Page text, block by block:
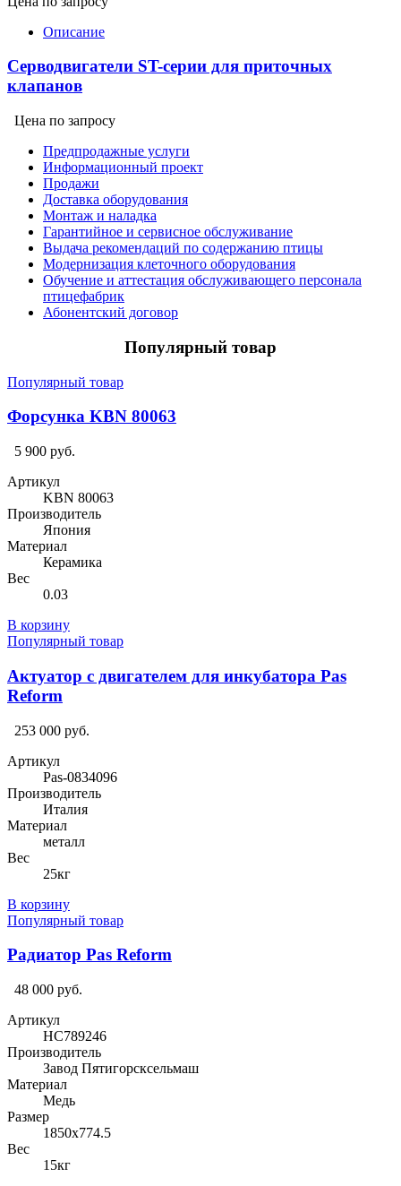
Описание
Серводвигатели ST-серии для приточных
клапанов
Цена по запросу
Предпродажные услуги
Информационный проект
Продажи
Доставка оборудования
Монтаж и наладка
Гарантийное и сервисное обслуживание
Выдача рекомендаций по содержанию птицы
Модернизация клеточного оборудования
Обучение и аттестация обслуживающего персонала
птицефабрик
Абонентский договор
Популярный товар
Популярный товар
Форсунка KBN 80063
5 900 руб.
Артикул
KBN 80063
Производитель
Япония
Материал
Керамика
Вес
0.03
В корзину
Популярный товар
Актуатор с двигателем для инкубатора Pas
Reform
253 000 руб.
Артикул
Pas-0834096
Производитель
Италия
Материал
металл
Вес
25кг
В корзину
Популярный товар
Радиатор Pas Reform
48 000 руб.
Артикул
HC789246
Производитель
Завод Пятигорсксельмаш
Материал
Медь
Размер
1850х774.5
Вес
15кг